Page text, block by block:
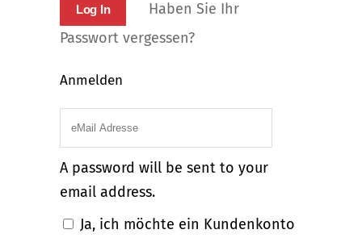
Haben Sie Ihr
Passwort vergessen?
Anmelden
A password will be sent to your
email address.
Ja, ich möchte ein Kundenkonto